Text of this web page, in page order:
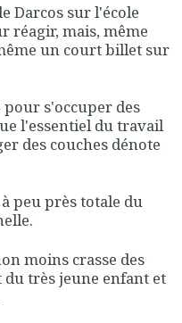
Darcos sur l'école
réagir, mais, même
un court billet sur
s'occuper des
l'essentiel du travail
des couches dénote
peu près totale du
moins crasse des
très jeune enfant et